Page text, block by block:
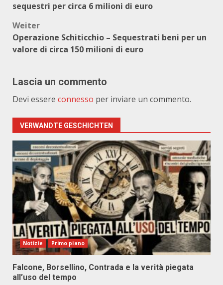
sequestri per circa 6 milioni di euro
Weiter
Operazione Schiticchio – Sequestrati beni per un
valore di circa 150 milioni di euro
Lascia un commento
Devi essere connesso per inviare un commento.
VERWANDTE GESCHICHTEN
Notizie Primo piano
Falcone, Borsellino, Contrada e la verità piegata
all’uso del tempo